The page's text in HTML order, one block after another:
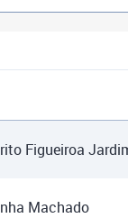
Figueiroa
Machado